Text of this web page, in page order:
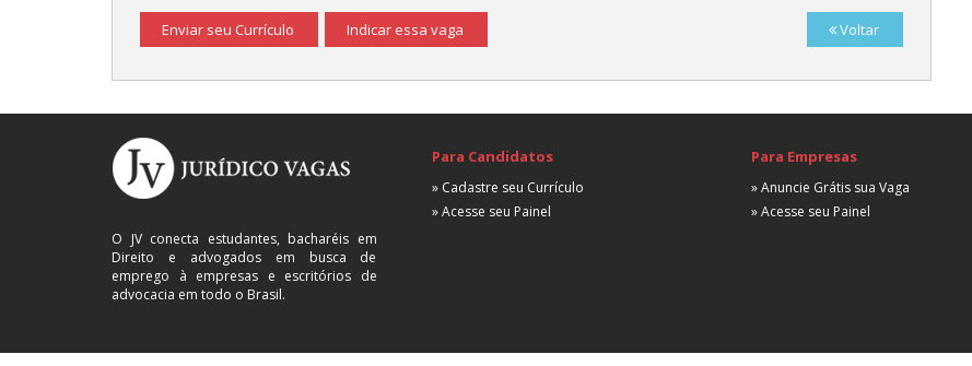
Enviar seu Currículo Indicar essa vaga Voltar
O JV conecta estudantes, bacharéis em
Direito e advogados em busca de
emprego à empresas e escritórios de
advocacia em todo o Brasil.
Para Candidatos
» Cadastre seu Currículo
» Acesse seu Painel
Para Empresas
» Anuncie Grátis sua Vaga
» Acesse seu Painel